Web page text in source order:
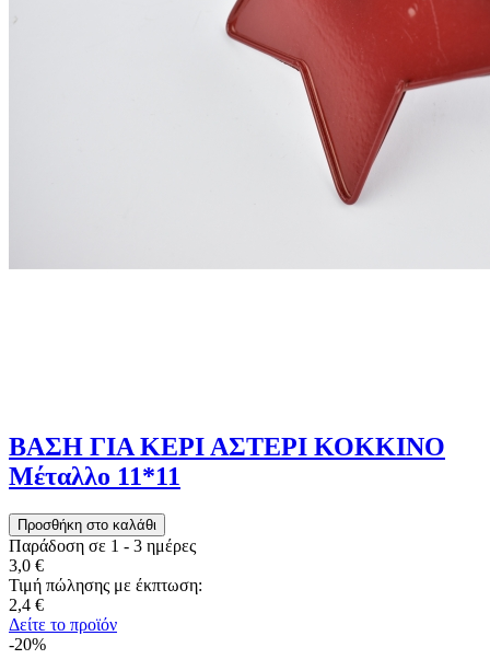
ΒΑΣΗ ΓΙΑ ΚΕΡΙ ΑΣΤΕΡΙ ΚΟΚΚΙΝΟ
Μέταλλο 11*11
Παράδοση σε 1 - 3 ημέρες
3,0 €
Τιμή πώλησης με έκπτωση:
2,4 €
Δείτε το προϊόν
-20%